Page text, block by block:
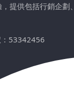
提供包括行銷企
53342456